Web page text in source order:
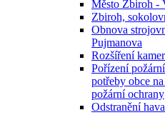
Město Zbiroh -
Zbiroh,
Obnova
Pujmanova
Rozšíření
Pořízení
potřeby obce
požární ochrany
Odstranění